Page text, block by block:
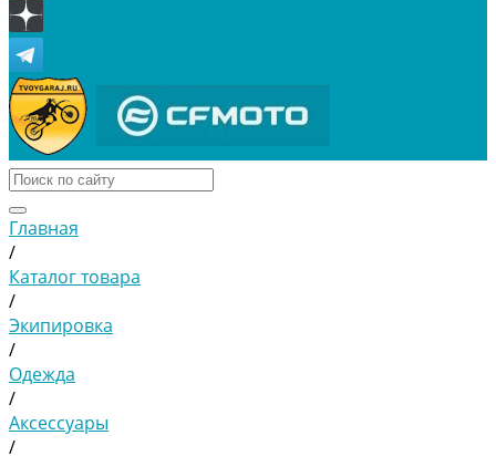
Главная
/
Каталог товара
/
Экипировка
/
Одежда
/
Аксессуары
/